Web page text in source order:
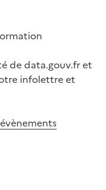
de data.gouv.fr et
infolettre et